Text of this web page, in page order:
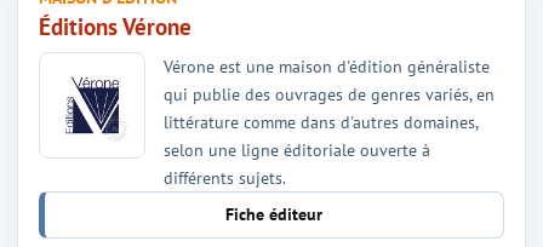
Éditions Vérone
Vérone est une maison d'édition généraliste
qui publie des ouvrages de genres variés, en
littérature comme dans d'autres domaines,
selon une ligne éditoriale ouverte à
différents sujets.
Fiche éditeur